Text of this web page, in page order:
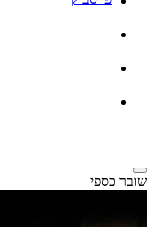
שובר כספי